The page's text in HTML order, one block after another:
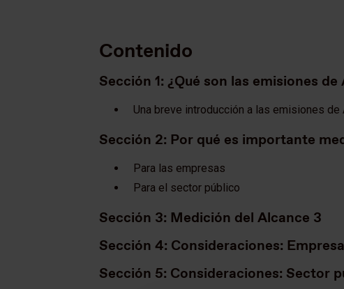
Contenido
Sección 1: ¿Qué son las emisiones de
Una breve introducción a las emisiones de
Sección 2: Por qué es importante
Para las empresas
Para el sector público
Sección 3: Medición del Alcance 3
Sección 4: Consideraciones:
Sección 5: Consideraciones: Sector